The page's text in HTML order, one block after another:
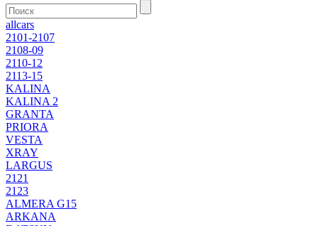
allcars
2101-2107
2108-09
2110-12
2113-15
KALINA
KALINA 2
GRANTA
PRIORA
VESTA
XRAY
LARGUS
2121
2123
ALMERA G15
ARKANA